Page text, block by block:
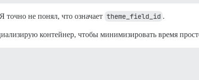
не понял, что означает theme_field_id .
контейнер, чтобы минимизировать время